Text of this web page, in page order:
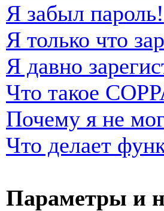
Я забыл пароль!
Я только что
Я давно
Что такое
Почему я не
Что делает
Параметры и